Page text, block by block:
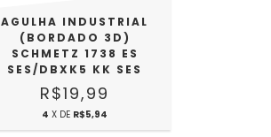
AGULHA INDUSTRIAL
(BORDADO 3D)
SCHMETZ 1738 ES
SES/DBXK5 KK SES
R$19,99
4 X DE R$5,94